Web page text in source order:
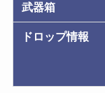
武器箱
ドロップ情報